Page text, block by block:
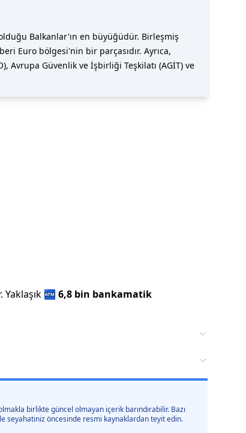
Balkanlar'ın en büyüğüdür. Birleşmiş
Euro bölgesi'nin bir parçasıdır. Ayrıca,
Avrupa Güvenlik ve İşbirliği Teşkilatı (AGİT) ve
Yaklaşık 🏧 6,8 bin bankamatik
birlikte güncel olmayan içerik barındırabilir. Bazı
seyahatiniz öncesinde resmi kaynaklardan teyit edin.